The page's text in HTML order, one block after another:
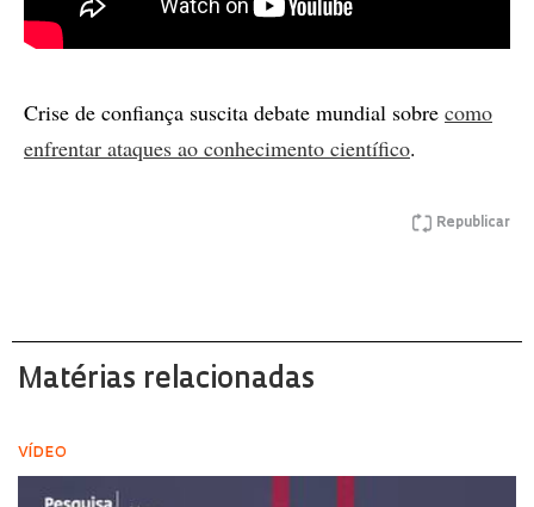
Crise de confiança suscita debate mundial sobre como
enfrentar ataques ao conhecimento científico.
Republicar